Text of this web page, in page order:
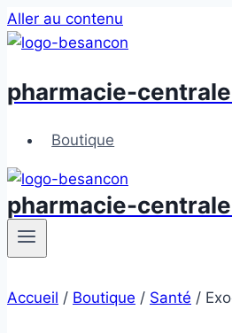
Aller au contenu
pharmacie-
Boutique
pharmacie-
Accueil / Boutique / Santé /